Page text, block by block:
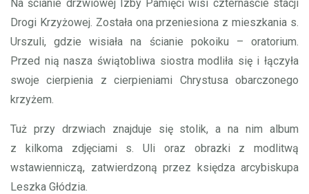
Na ścianie drzwiowej Izby Pamięci wisi czternaście stacji
Drogi Krzyżowej. Została ona przeniesiona z mieszkania s.
Urszuli, gdzie wisiała na ścianie pokoiku – oratorium.
Przed nią nasza świątobliwa siostra modliła się i łączyła
swoje cierpienia z cierpieniami Chrystusa obarczonego
krzyżem.
Tuż przy drzwiach znajduje się stolik, a na nim album
z kilkoma zdjęciami s. Uli oraz obrazki z modlitwą
wstawienniczą, zatwierdzoną przez księdza arcybiskupa
Leszka Głódzia.